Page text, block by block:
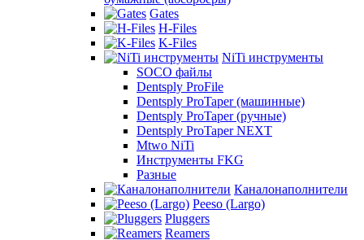
Gates
H-Files
K-Files
NiTi инструменты
SOCO файлы
Dentsply ProFile
Dentsply ProTaper (машинные)
Dentsply ProTaper (ручные)
Dentsply ProTaper NEXT
Mtwo NiTi
Инструменты FKG
Разные
Каналонаполнители
Peeso (Largo)
Pluggers
Reamers